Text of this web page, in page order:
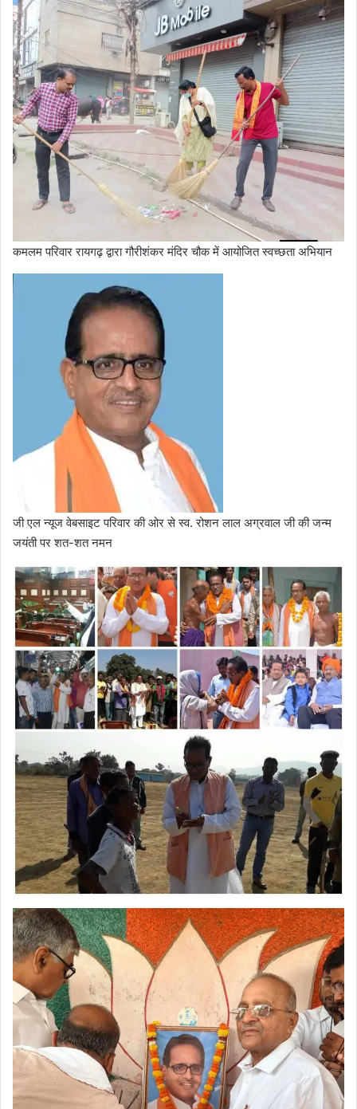
कमलम परिवार रायगढ़ द्वारा गौरीशंकर मंदिर चौक में आयोजित स्वच्छता अभियान
जी एल न्यूज वेबसाइट परिवार की ओर से स्व. रोशन लाल अग्रवाल जी की जन्म
जयंती पर शत-शत नमन